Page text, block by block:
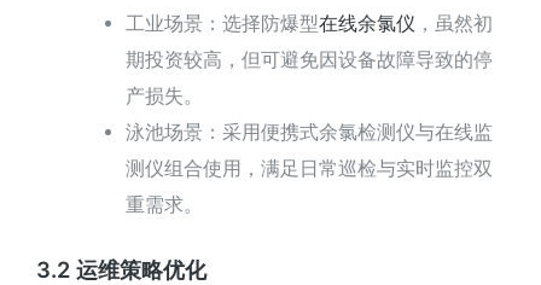
工业场景：选择防爆型在线余氯仪 ，虽然初
期投资较高，但可避免因设备故障导致的停
产损失。
泳池场景：采用便携式余氯检测仪与在线监
测仪组合使用，满足日常巡检与实时监控双
重需求。
3.2 运维策略优化